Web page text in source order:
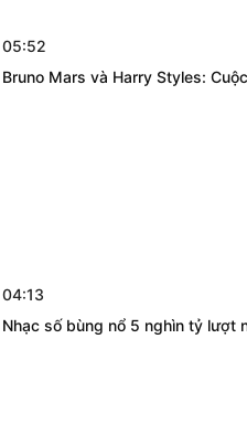
05:52
Bruno Mars và Harry Styles:
04:13
Nhạc số bùng nổ 5 nghìn tỷ lượt